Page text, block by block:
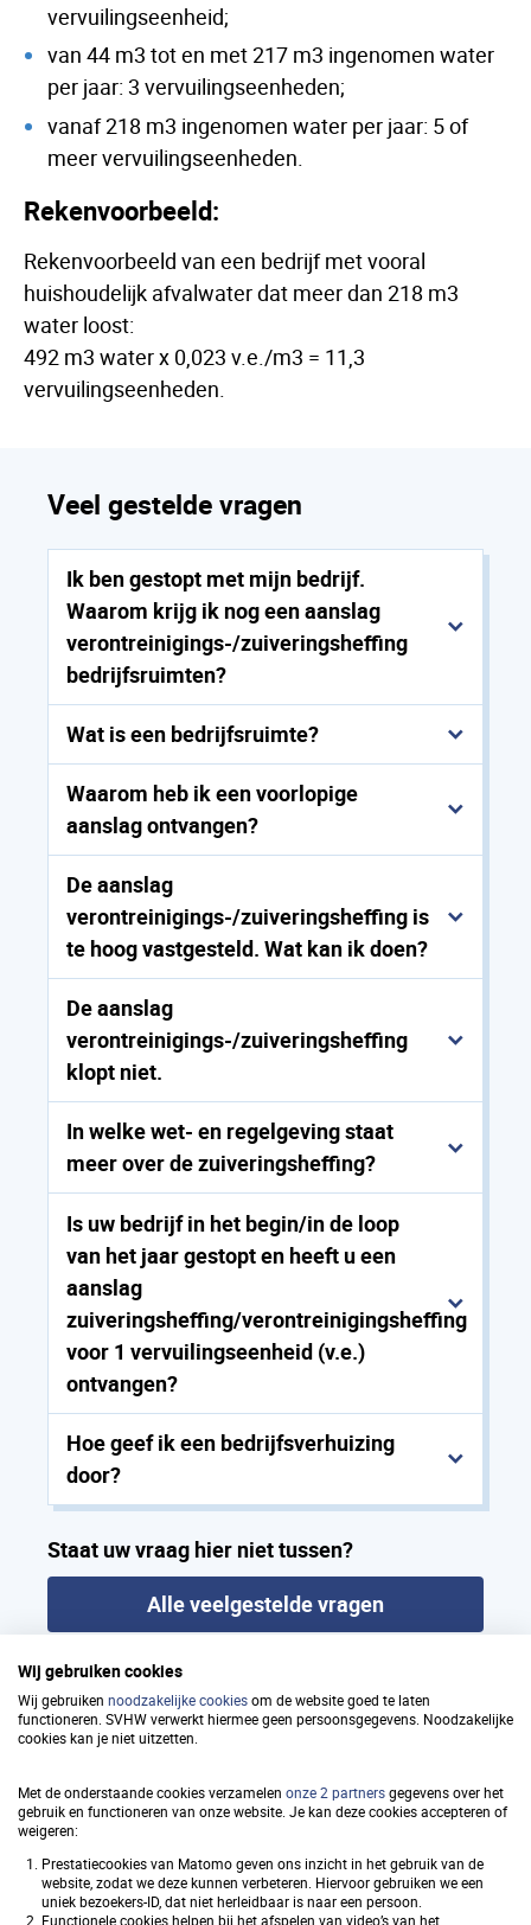
vervuilingseenheid;
van 44 m3 tot en met 217 m3 ingenomen water
per jaar: 3 vervuilingseenheden;
vanaf 218 m3 ingenomen water per jaar: 5 of
meer vervuilingseenheden.
Rekenvoorbeeld:
Rekenvoorbeeld van een bedrijf met vooral
huishoudelijk afvalwater dat meer dan 218 m3
water loost:
492 m3 water x 0,023 v.e./m3 = 11,3
vervuilingseenheden.
Veel gestelde vragen
Ik ben gestopt met mijn bedrijf.
Waarom krijg ik nog een aanslag
verontreinigings-/zuiveringsheffing
bedrijfsruimten?
Wat is een bedrijfsruimte?
Waarom heb ik een voorlopige
aanslag ontvangen?
De aanslag
verontreinigings-/zuiveringsheffing is
te hoog vastgesteld. Wat kan ik doen?
De aanslag
verontreinigings-/zuiveringsheffing
klopt niet.
In welke wet- en regelgeving staat
meer over de zuiveringsheffing?
Is uw bedrijf in het begin/in de loop
van het jaar gestopt en heeft u een
aanslag
zuiveringsheffing/verontreinigingsheffing
voor 1 vervuilingseenheid (v.e.)
ontvangen?
Hoe geef ik een bedrijfsverhuizing
door?
Staat uw vraag hier niet tussen?
Alle veelgestelde vragen
Samenwerkingsverband
Vastgoedinformatie Heffing en
Waardebepaling (SVHW)
Snel naar
Wij gebruiken cookies
Wij gebruiken noodzakelijke cookiesom de website goed te laten
functioneren. SVHW verwerkt hiermee geen persoonsgegevens. Noodzakelijke
cookies kan je niet uitzetten.
Met de onderstaande cookies verzamelen onze 2 partnersgegevens over het
gebruik en functioneren van onze website. Je kan deze cookies accepteren of
weigeren:
Prestatiecookies van Matomo geven ons inzicht in het gebruik van de
website, zodat we deze kunnen verbeteren. Hiervoor gebruiken we een
uniek bezoekers-ID, dat niet herleidbaar is naar een persoon.
Functionele cookies helpen bij het afspelen van video’s van het